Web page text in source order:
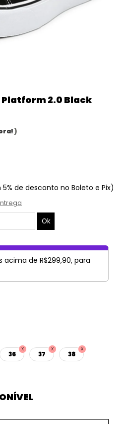
Platform 2.0 Black
)
de desconto no Boleto e Pix)
de R$299,90, para
36 37 38